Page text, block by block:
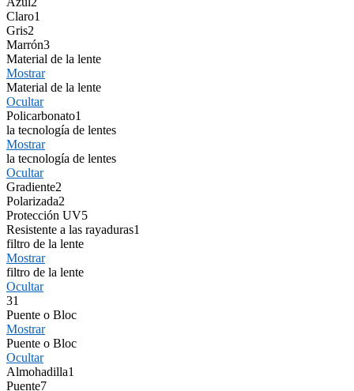
Claro1
Gris2
Marrón3
Material de la lente
Mostrar
Material de la lente
Ocultar
Policarbonato1
la tecnología de lentes
Mostrar
la tecnología de lentes
Ocultar
Gradiente2
Polarizada2
Protección UV5
Resistente a las rayaduras1
filtro de la lente
Mostrar
filtro de la lente
Ocultar
31
Puente o Bloc
Mostrar
Puente o Bloc
Ocultar
Almohadilla1
Puente7